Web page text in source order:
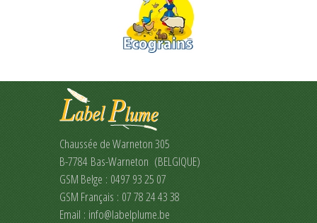
Chaussée de Warneton 305
B-7784 Bas-Warneton (BELGIQUE)
GSM Belge : 0497 93 25 07
GSM Français : 07 78 24 43 38
Email : info@labelplume.be